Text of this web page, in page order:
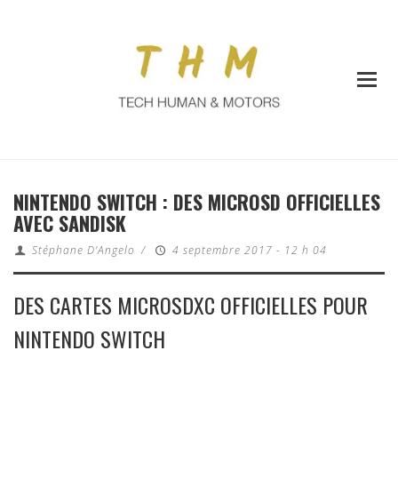
NINTENDO SWITCH : DES MICROSD OFFICIELLES
AVEC SANDISK
Stéphane D'Angelo / 4 septembre 2017 - 12 h 04
DES CARTES MICROSDXC OFFICIELLES POUR
NINTENDO SWITCH